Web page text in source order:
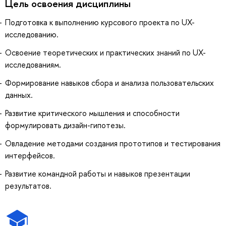
Цель освоения дисциплины
Подготовка к выполнению курсового проекта по UX-
исследованию.
Освоение теоретических и практических знаний по UX-
исследованиям.
Формирование навыков сбора и анализа пользовательских
данных.
Развитие критического мышления и способности
формулировать дизайн-гипотезы.
Овладение методами создания прототипов и тестирования
интерфейсов.
Развитие командной работы и навыков презентации
результатов.